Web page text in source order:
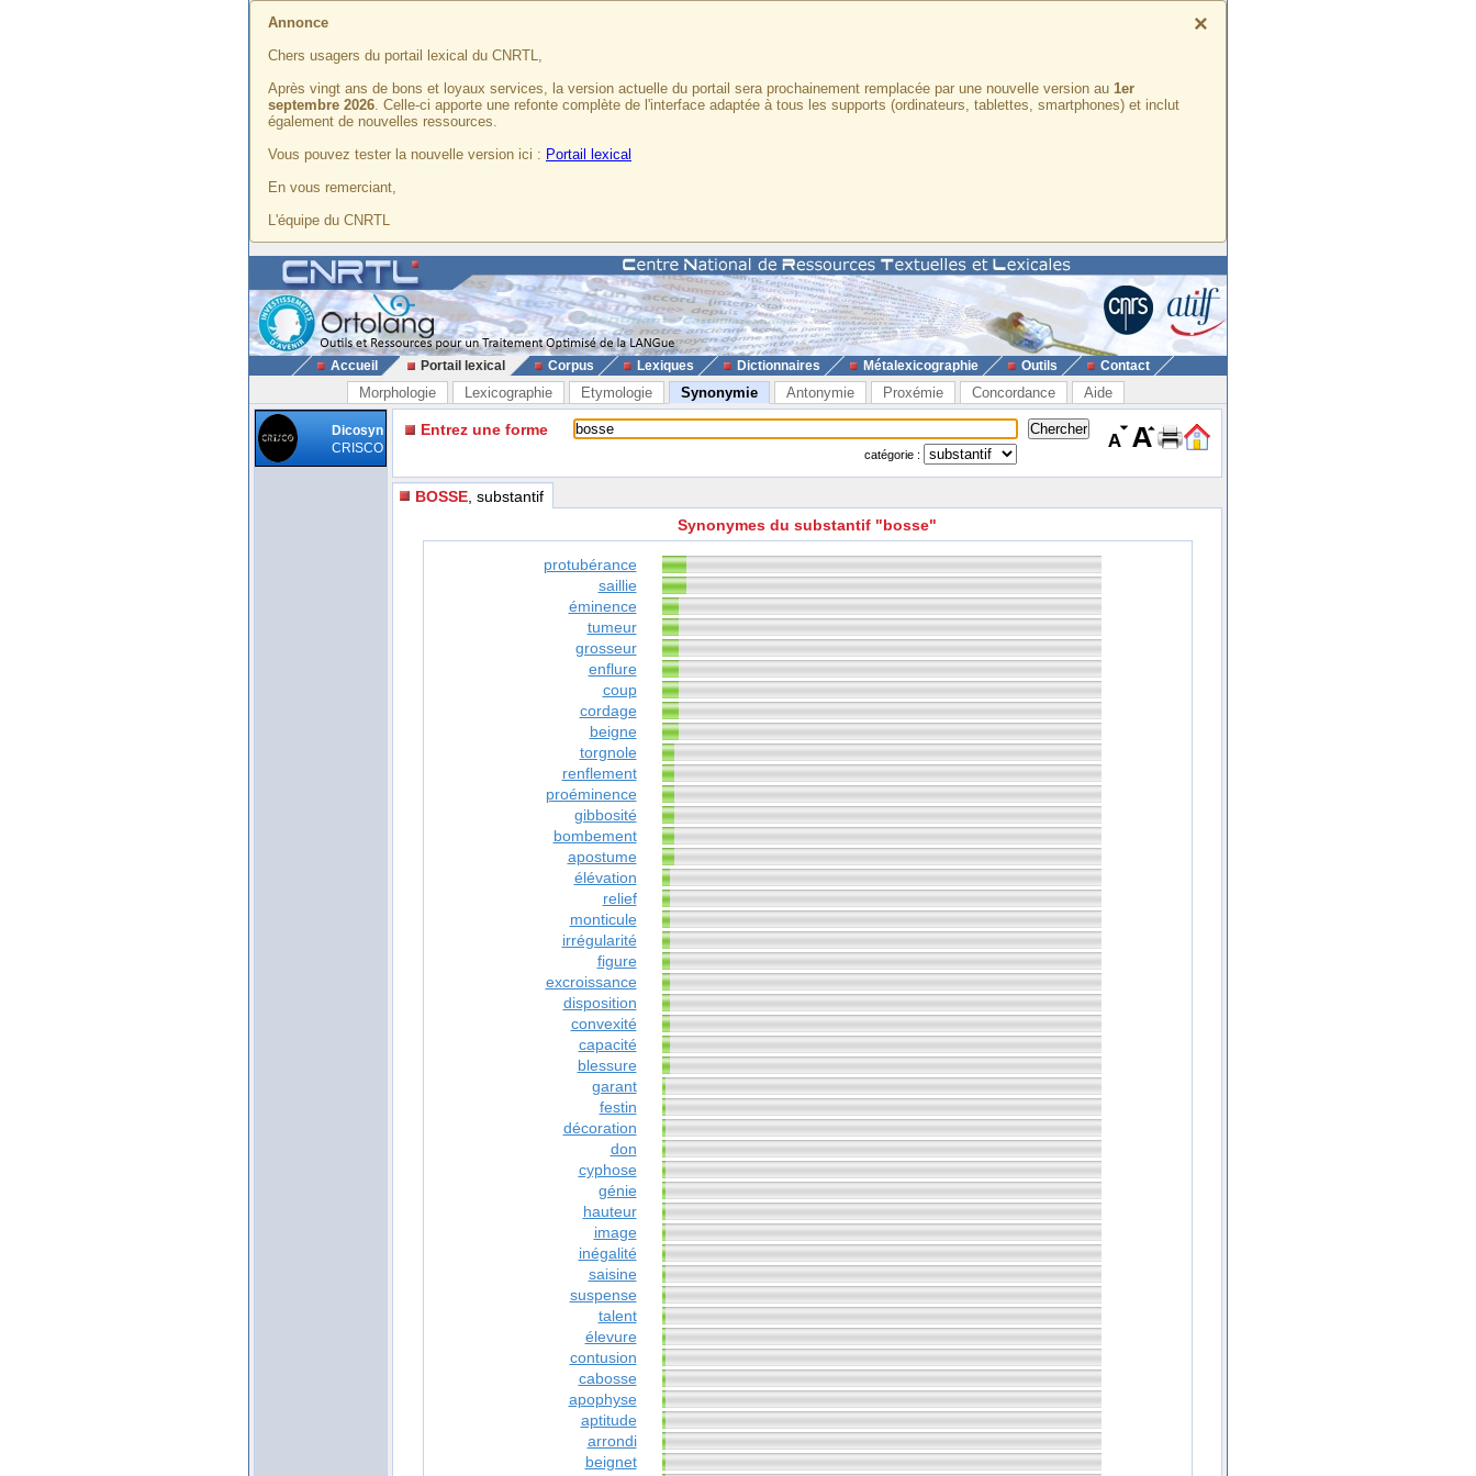
×
Annonce
Chers usagers du portail lexical du CNRTL,
Après vingt ans de bons et loyaux services, la version actuelle du portail sera prochainement remplacée par une nouvelle version au 1er
septembre 2026. Celle-ci apporte une refonte complète de l'interface adaptée à tous les supports (ordinateurs, tablettes, smartphones) et inclut
également de nouvelles ressources.
Vous pouvez tester la nouvelle version ici : Portail lexical
En vous remerciant,
L'équipe du CNRTL
Accueil Portail lexical Corpus Lexiques Dictionnaires Métalexicographie Outils Contact
Morphologie Lexicographie Etymologie Synonymie Antonymie Proxémie Concordance Aide
Dicosyn
CRISCO
Entrez une forme
catégorie :
BOSSE , substantif
Synonymes du substantif "bosse"
protubérance
saillie
éminence
tumeur
grosseur
enflure
coup
cordage
beigne
torgnole
renflement
proéminence
gibbosité
bombement
apostume
élévation
relief
monticule
irrégularité
figure
excroissance
disposition
convexité
capacité
blessure
garant
festin
décoration
don
cyphose
génie
hauteur
image
inégalité
saisine
suspense
talent
élevure
contusion
cabosse
apophyse
aptitude
arrondi
beignet